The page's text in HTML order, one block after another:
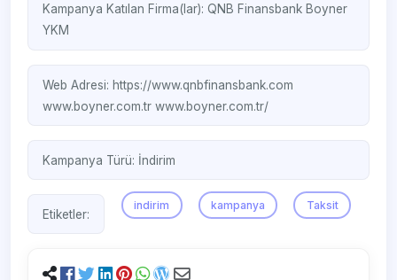
Kampanya Katılan Firma(lar):QNB Finansbank Boyner
YKM
Web Adresi:https://www.qnbfinansbank.com
www.boyner.com.trwww.boyner.com.tr/
Kampanya Türü: İndirim
Etiketler:
indirim kampanya Taksit